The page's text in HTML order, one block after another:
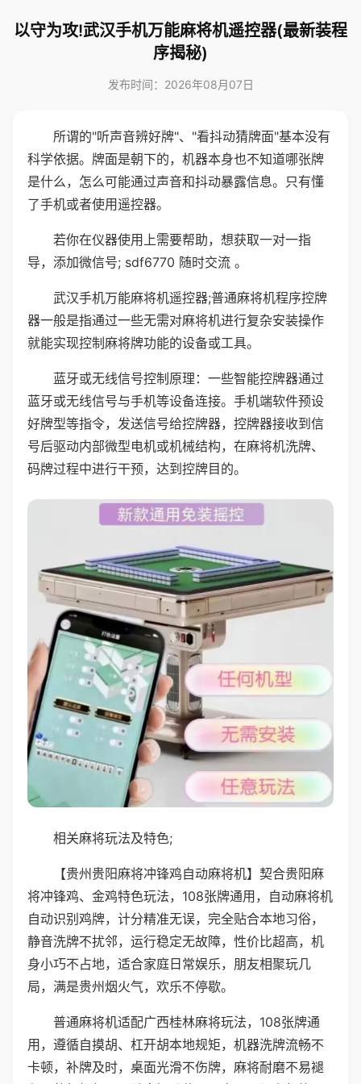
以守为攻!武汉手机万能麻将机遥控器(最新装程
序揭秘)
发布时间：2026年08月07日
所谓的"听声音辨好牌"、"看抖动猜牌面"基本没有
科学依据。牌面是朝下的，机器本身也不知道哪张牌
是什么，怎么可能通过声音和抖动暴露信息。只有懂
了手机或者使用遥控器。
若你在仪器使用上需要帮助，想获取一对一指
导，添加微信号; sdf6770 随时交流 。
武汉手机万能麻将机遥控器;普通麻将机程序控牌
器一般是指通过一些无需对麻将机进行复杂安装操作
就能实现控制麻将牌功能的设备或工具。
蓝牙或无线信号控制原理：一些智能控牌器通过
蓝牙或无线信号与手机等设备连接。手机端软件预设
好牌型等指令，发送信号给控牌器，控牌器接收到信
号后驱动内部微型电机或机械结构，在麻将机洗牌、
码牌过程中进行干预，达到控牌目的。
相关麻将玩法及特色;
【贵州贵阳麻将冲锋鸡自动麻将机】契合贵阳麻
将冲锋鸡、金鸡特色玩法，108张牌通用，自动麻将机
自动识别鸡牌，计分精准无误，完全贴合本地习俗，
静音洗牌不扰邻，运行稳定无故障，性价比超高，机
身小巧不占地，适合家庭日常娱乐，朋友相聚玩几
局，满是贵州烟火气，欢乐不停歇。
普通麻将机适配广西桂林麻将玩法，108张牌通
用，遵循自摸胡、杠开胡本地规矩，机器洗牌流畅不
卡顿，补牌及时，桌面光滑不伤牌，麻将耐磨不易褪